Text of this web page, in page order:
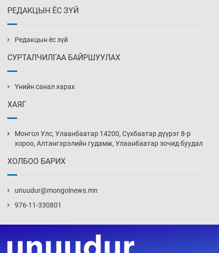
3 цаг 36 мин
4 цаг 6 мин
4 цаг 36 мин
дарамтад оров
20 цаг 36 мин
РЕДАКЦЫН ЁС ЗҮЙ
Редакцын ёс зүй
СУРТАЛЧИЛГАА БАЙРШУУЛАХ
Үнийн санал харах
ХАЯГ
Монгол Улс, Улаанбаатар 14200, Сүхбаатар дүүрэг 8-р
хороо, Алтангэрэлийн гудамж, Улаанбаатар зочид буудал
ХОЛБОО БАРИХ
unuudur@mongolnews.mn
976-11-330801